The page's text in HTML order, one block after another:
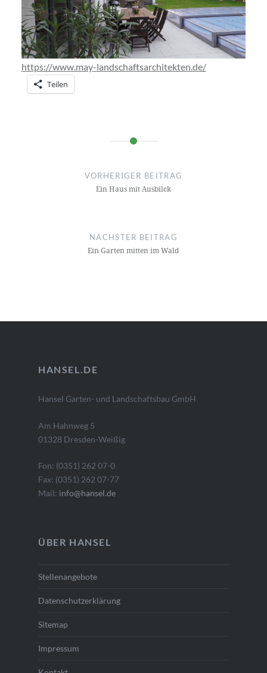
https://www.may-landschaftsarchitekten.de/
Teilen
Beitragsnavigation
VORHERIGER BEITRAG
Ein Haus mit Ausbilck
NÄCHSTER BEITRAG
Ein Garten mitten im Wald
HANSEL.DE
Hansel Garten- und Landschaftsbau GmbH
Am Hahnweg 5
01328 Dresden-Weißig
Fon: (0351) 262 07-0
Fax: (0351) 262 07-77
Mail: info@hansel.de
ÜBER HANSEL
Stellenangebote
Datenschutzerklärung
Sitemap
Impressum